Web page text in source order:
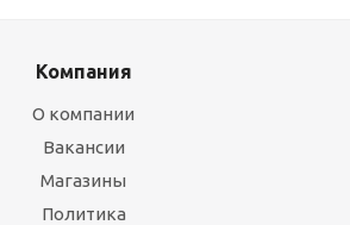
Компания
О компании
Вакансии
Магазины
Политика